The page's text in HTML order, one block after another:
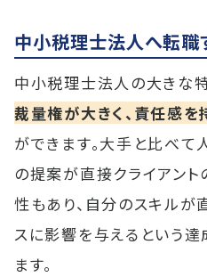
中小税理士法人へ転職
中小税理士法人の大きな特
裁量権が大きく、責任感を
ができます。大手と比べて
の提案が直接クライアン
性もあり、自分のスキルが
スに影響を与えるという
ます。